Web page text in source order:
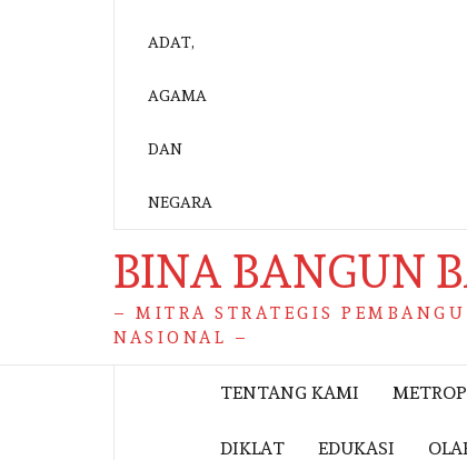
BINA BANGUN
– MITRA STRATEGIS
NASIONAL –
TENTANG KAMI
DIKLAT EDUKASI